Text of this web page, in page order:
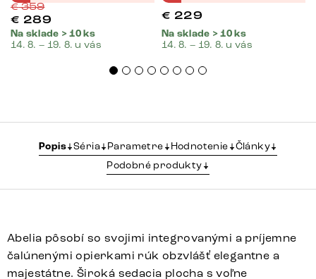
€359
€ 289
Na sklade > 10 ks
14. 8. – 19. 8. u vás
€ 229
Na sklade > 10 ks
14. 8. – 19. 8. u vás
Popis Séria Parametre Hodnotenie
Články
Podobné produkty
Abelia pôsobí so svojimi integrovanými a príjemne
čalúnenými opierkami rúk obzvlášť elegantne a
majestátne. Široká sedacia plocha s voľne